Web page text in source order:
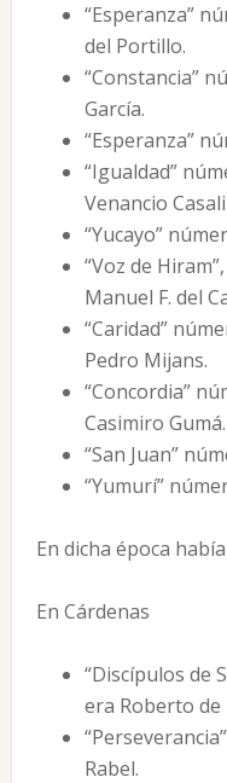
“Esperanza”
del Portillo.
“Constancia”
García.
“Esperanza”
“Igualdad”
Venancio
“Yucayo”
“Voz de
Manuel F. del
“Caridad”
Pedro Mijans.
“Concordia”
Casimiro Gumá.
“San Juan”
“Yumurí”
En dicha época
En Cárdenas
“Discípulos de
era Roberto de
Rabel.